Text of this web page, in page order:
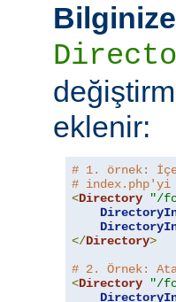
eklenir:
# 1. örnek:
#
<Directory "/
</Directory>
# 2. Örnek:
<Directory "/